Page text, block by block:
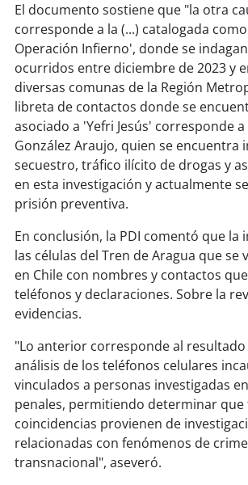
El documento sostiene que "la otra
corresponde a la (...) catalogada
Operación Infierno', donde se
ocurridos entre diciembre de 2023 y
diversas comunas de la Región
libreta de contactos donde se
asociado a 'Yefri Jesús' corresponde
González Araujo, quien se encuentra
secuestro, tráfico ilícito de drogas y
en esta investigación y actualmente
prisión preventiva.
En conclusión, la PDI comentó que la
las células del Tren de Aragua que se
en Chile con nombres y contactos
teléfonos y declaraciones. Sobre la
evidencias.
"Lo anterior corresponde al resultado
análisis de los teléfonos celulares
vinculados a personas investigadas
penales, permitiendo determinar que
coincidencias provienen de
relacionadas con fenómenos de
transnacional", aseveró.